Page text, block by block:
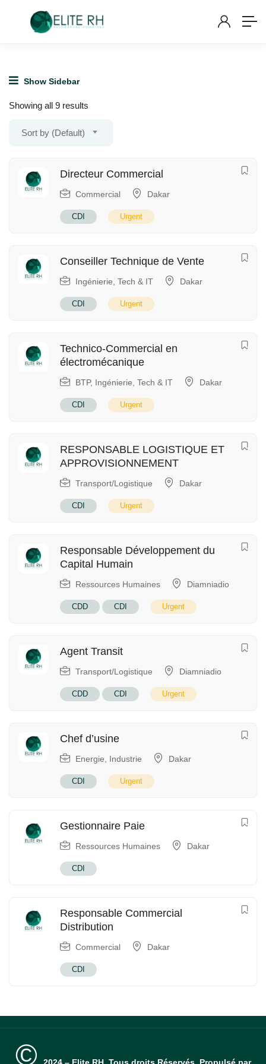
Show Sidebar
Showing all 9 results
Sort by (Default)
Directeur Commercial
Commercial Dakar
CDI Urgent
Conseiller Technique de Vente
Ingénierie Tech & IT Dakar
CDI Urgent
Technico-Commercial en
électromécanique
BTP, Ingénierie Tech & IT Dakar
CDI Urgent
RESPONSABLE LOGISTIQUE ET
APPROVISIONNEMENT
Transport/Logistique Dakar
CDI Urgent
Responsable Développement du
Capital Humain
Ressources Humaines Diamniadio
CDD CDI Urgent
Agent Transit
Transport/Logistique Diamniadio
CDD CDI Urgent
Chef d’usine
Energie Industrie Dakar
CDI Urgent
Gestionnaire Paie
Ressources Humaines Dakar
CDI
Responsable Commercial
Distribution
Commercial Dakar
CDI
© 2024 – Elite RH. Tous droits Réservés. Propulsé par